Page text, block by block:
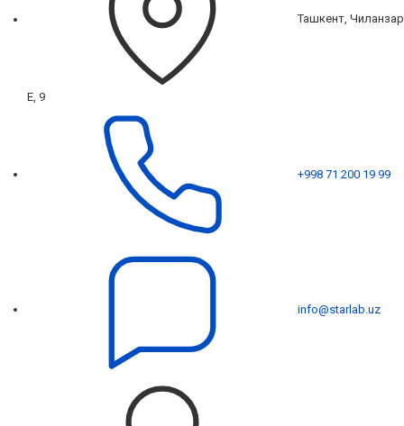
Ташкент, Чиланзар
Е, 9
+998 71 200 19 99
info@starlab.uz